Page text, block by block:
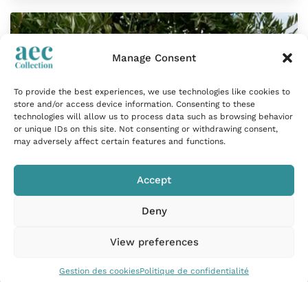
Manage Consent
To provide the best experiences, we use technologies like cookies to
store and/or access device information. Consenting to these
technologies will allow us to process data such as browsing behavior
or unique IDs on this site. Not consenting or withdrawing consent,
may adversely affect certain features and functions.
Accept
Deny
View preferences
Gestion des cookiesPolitique de confidentialité
Porticcio, France